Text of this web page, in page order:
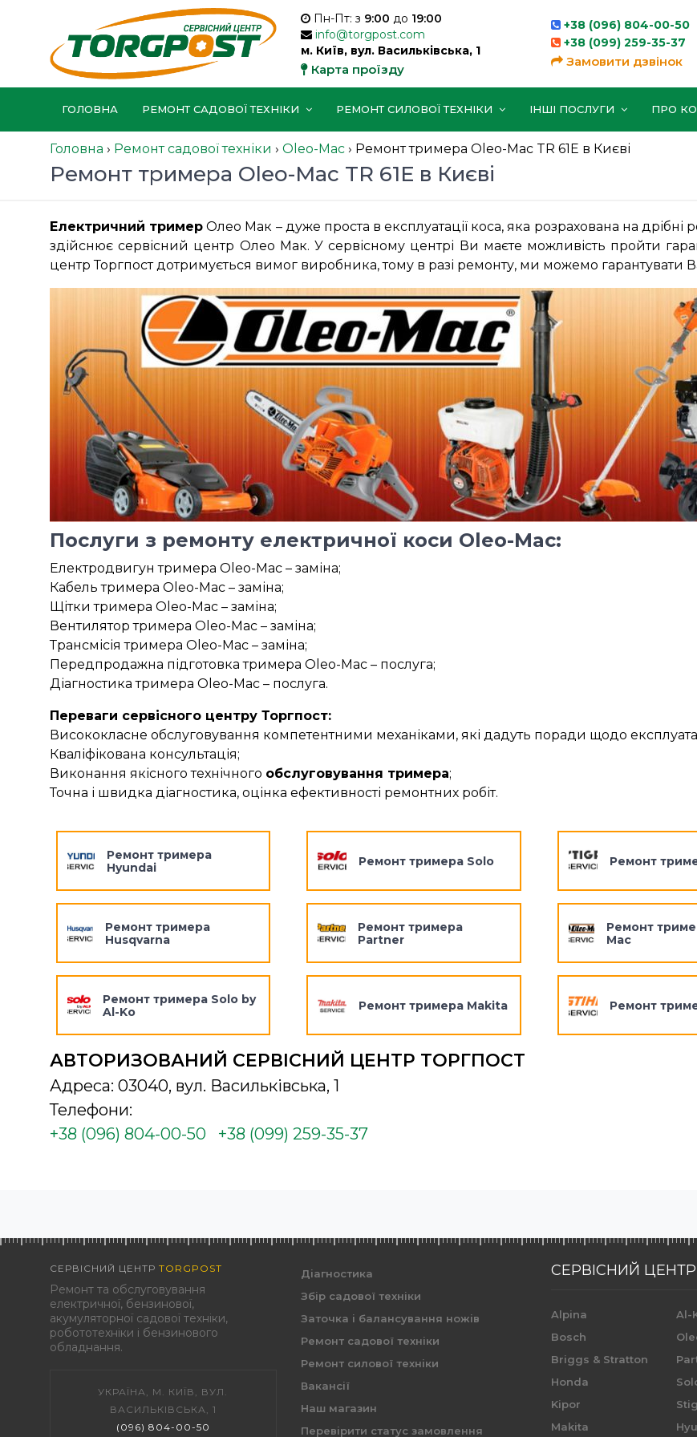
Пн-Пт: з 9:00 до 19:00
info@torgpost.com
м. Київ, вул. Васильківська, 1
Карта проїзду
+38 (096) 804-00-50
+38 (099) 259-35-37
Замовити дзвінок
ГОЛОВНА РЕМОНТ САДОВОЇ ТЕХНІКИ РЕМОНТ СИЛОВОЇ ТЕХНІКИ ІНШІ ПОСЛУГИ ПРО
Головна › Ремонт садової техніки › Oleo-Mac › Ремонт тримера Oleo-Mac TR 61E в Києві
Ремонт тримера Oleo-Mac TR 61E в Києві
Електричний тример Олео Мак – дуже проста в експлуатації коса, яка розрахована на дрібні
здійснює сервісний центр Олео Мак. У сервісному центрі Ви маєте можливість пройти
центр Торгпост дотримується вимог виробника, тому в разі ремонту, ми можемо гарантувати
Послуги з ремонту електричної коси Oleo-Mac:
Електродвигун тримера Oleo-Mac – заміна;
Кабель тримера Oleo-Mac – заміна;
Щітки тримера Oleo-Mac – заміна;
Вентилятор тримера Oleo-Mac – заміна;
Трансмісія тримера Oleo-Mac – заміна;
Передпродажна підготовка тримера Oleo-Mac – послуга;
Діагностика тримера Oleo-Mac – послуга.
Переваги сервісного центру Торгпост:
Висококласне обслуговування компетентними механіками, які дадуть поради щодо
Кваліфікована консультація;
Виконання якісного технічного обслуговування тримера;
Точна і швидка діагностика, оцінка ефективності ремонтних робіт.
Ремонт тримера
Hyundai
Ремонт тримера
Husqvarna
Ремонт тримера Solo by
Al-Ko
Ремонт тримера Solo
Ремонт тримера
Partner
Ремонт тримера Makita
Ремонт
Ремонт
Mac
Ремонт
АВТОРИЗОВАНИЙ СЕРВІСНИЙ ЦЕНТР ТОРГПОСТ
Адреса: 03040, вул. Васильківська, 1
Телефони:
+38 (096) 804-00-50
+38 (099) 259-35-37
СЕРВІСНИЙ ЦЕНТР TORGPOST
Ремонт та обслуговування
електричної, бензинової,
акумуляторної садової техніки,
робототехніки і бензинового
обладнання.
УКРАЇНА, М. КИЇВ, ВУЛ.
ВАСИЛЬКІВСЬКА, 1
(096) 804-00-50
Діагностика
Збір садової техніки
Заточка і балансування ножів
Ремонт садової техніки
Ремонт силової техніки
Вакансії
Наш магазин
Перевірити статус замовлення
СЕРВІСНИЙ ЦЕНТР
Alpina
Bosch
Briggs & Stratton
Honda
Kipor
Makita
Al-